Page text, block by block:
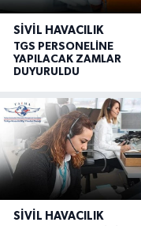
SIVIL HAVACILIK
TGS PERSONELİNE
YAPILACAK ZAMLAR
DUYURULDU
SIVIL HAVACILIK